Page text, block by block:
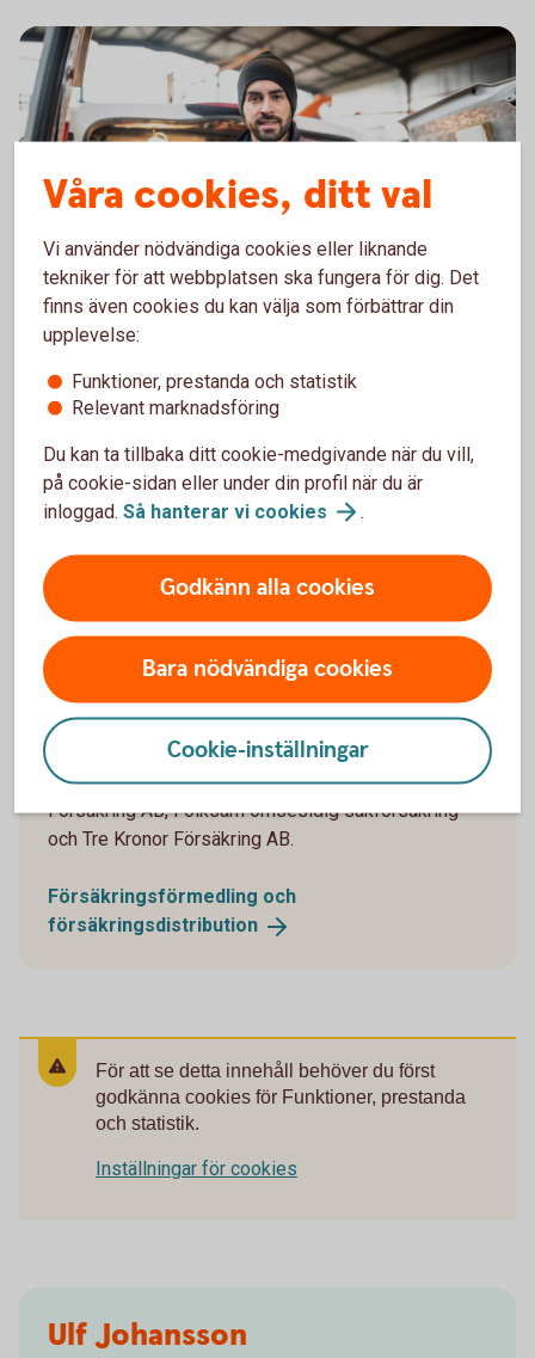
621914182
Fordonsförsäkringar
fordonsförsäkringar för företagets fordon. Det finns
flera olika fordonsförsäkringar att välja mellan. För
att se pris på fordonsförsäkring, fyll i
registreringsnummer när du är inloggad.
Vi är försäkringsförmedlare
Swedbank och sparbankerna förmedlar pensions-
och försäkringslösningar till företag från Swedbank
Försäkring AB, Folksam ömsesidig sakförsäkring
och Tre Kronor Försäkring AB.
Försäkringsförmedling och
försäkringsdistribution
För att se detta innehåll behöver du först
godkänna cookies för Funktioner, prestanda
och statistik.
Inställningar för cookies
Ulf Johansson
Våra cookies, ditt val
Vi använder nödvändiga cookies eller liknande
tekniker för att webbplatsen ska fungera för dig. Det
finns även cookies du kan välja som förbättrar din
upplevelse:
Funktioner, prestanda och statistik
Relevant marknadsföring
Du kan ta tillbaka ditt cookie-medgivande när du vill,
på cookie-sidan eller under din profil när du är
inloggad. Så hanterar vi cookies .
Godkänn alla cookies
Bara nödvändiga cookies
Cookie-inställningar